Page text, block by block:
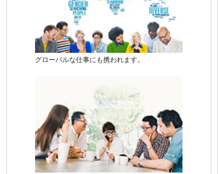
グローバルな仕事にも携われます。